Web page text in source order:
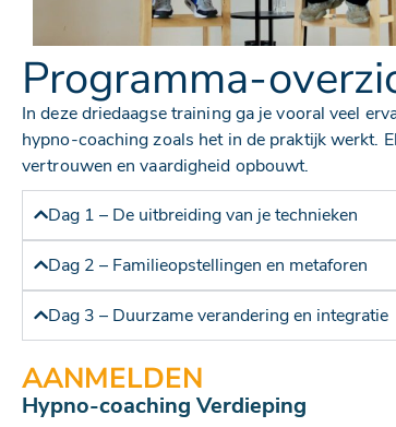
Programma-
In deze driedaagse training ga je vooral veel
hypno-coaching zoals het in de praktijk werkt.
vertrouwen en vaardigheid opbouwt.
Dag 1 – De uitbreiding van je technieken
Dag 2 – Familieopstellingen en metaforen
Dag 3 – Duurzame verandering en integratie
AANMELDEN
Hypno-coaching Verdieping